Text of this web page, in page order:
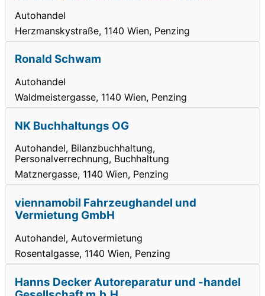
Autohandel
Herzmanskystraße, 1140 Wien, Penzing
Ronald Schwam
Autohandel
Waldmeistergasse, 1140 Wien, Penzing
NK Buchhaltungs OG
Autohandel, Bilanzbuchhaltung,
Personalverrechnung, Buchhaltung
Matznergasse, 1140 Wien, Penzing
viennamobil Fahrzeughandel und
Vermietung GmbH
Autohandel, Autovermietung
Rosentalgasse, 1140 Wien, Penzing
Hanns Decker Autoreparatur und -handel